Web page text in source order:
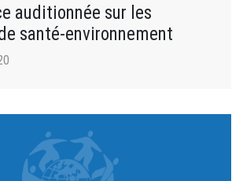
auditionnée sur les
santé-environnement